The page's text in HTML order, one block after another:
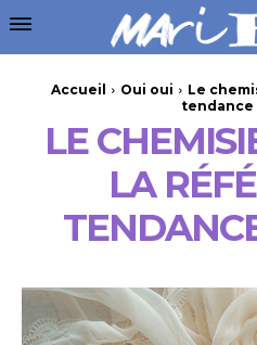
Accueil Oui oui
Le
LE
LA